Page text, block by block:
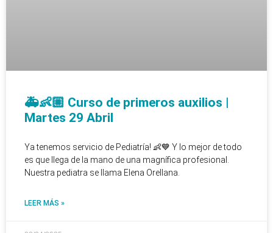
🚑👶🏼 Curso de primeros auxilios |
Martes 29 Abril
Ya tenemos servicio de Pediatría! 👶💙 Y lo mejor de todo
es que llega de la mano de una magnífica profesional.
Nuestra pediatra se llama Elena Orellana.
LEER MÁS »